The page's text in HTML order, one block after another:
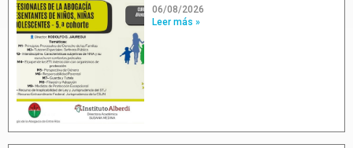
06/08/2026
Leer más »